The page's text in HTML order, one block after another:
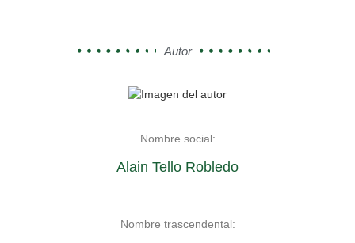
Autor
Nombre social:
Alain Tello Robledo
Nombre trascendental: